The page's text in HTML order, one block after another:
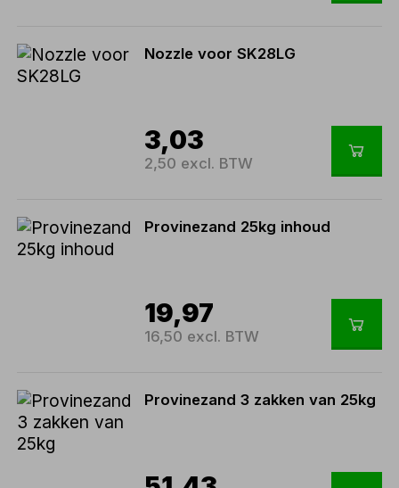
Nozzle voor SK28LG
3,03
2,50 excl. BTW
Provinezand 25kg inhoud
19,97
16,50 excl. BTW
Provinezand 3 zakken van 25kg